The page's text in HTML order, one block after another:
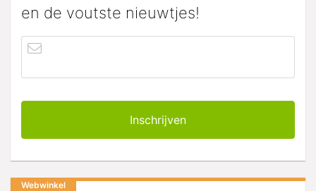
en de voutste nieuwtjes!
Webwinkel